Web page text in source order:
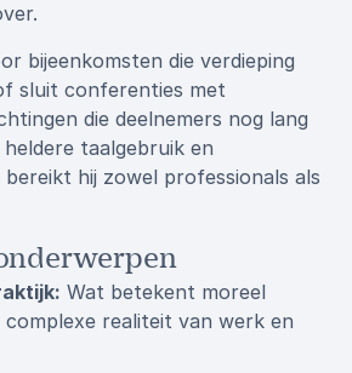
bijeenkomsten die verdieping
sluit conferenties met
die deelnemers nog lang
taalgebruik en
hij zowel professionals als
Wat betekent moreel
complexe realiteit van werk en